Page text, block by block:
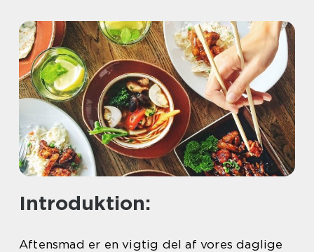
Introduktion:
Aftensmad er en vigtig del af vores daglige